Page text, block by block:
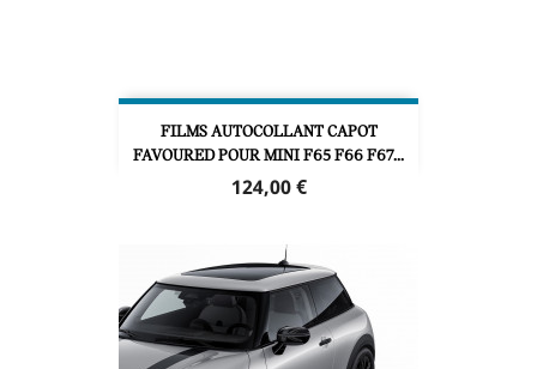
FILMS AUTOCOLLANT CAPOT
FAVOURED POUR MINI F65 F66 F67...
Prix
124,00 €